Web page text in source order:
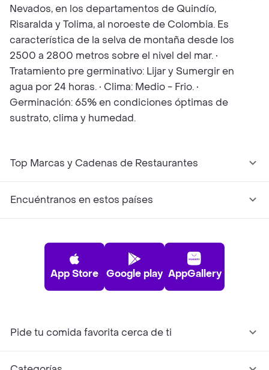
Nevados, en los departamentos de Quindío,
Risaralda y Tolima, al noroeste de Colombia. Es
característica de la selva de montaña desde los
2500 a 2800 metros sobre el nivel del mar. •
Tratamiento pre germinativo: Lijar y Sumergir en
agua por 24 horas. • Clima: Medio - Frio. •
Germinación: 65% en condiciones óptimas de
sustrato, clima y humedad.
Top Marcas y Cadenas de Restaurantes
Encuéntranos en estos países
App Store Google play AppGallery
Pide tu comida favorita cerca de ti